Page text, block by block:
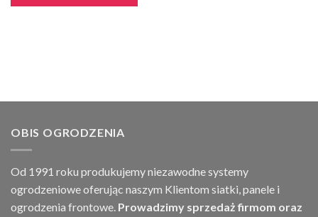
OBIS OGRODZENIA
Od 1991 roku produkujemy niezawodne systemy
ogrodzeniowe oferując naszym Klientom siatki, panele i
ogrodzenia frontowe. Prowadzimy sprzedaż firmom oraz